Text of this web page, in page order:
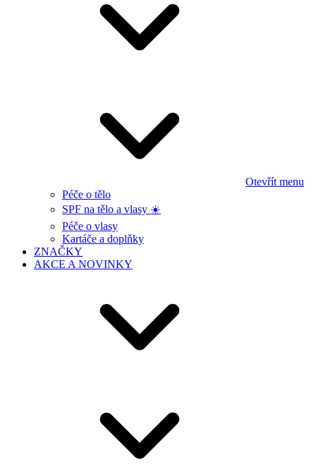
Otevřít menu
Péče o tělo
SPF na tělo a vlasy ☀️
Péče o vlasy
Kartáče a doplňky
ZNAČKY
AKCE A NOVINKY